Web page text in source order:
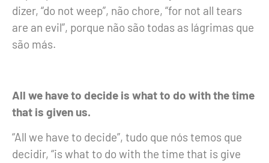
dizer, “do not weep”, não chore, “for not all tears
are an evil”, porque não são todas as lágrimas que
são más.
All we have to decide is what to do with the time
that is given us.
“All we have to decide”, tudo que nós temos que
decidir, “is what to do with the time that is give